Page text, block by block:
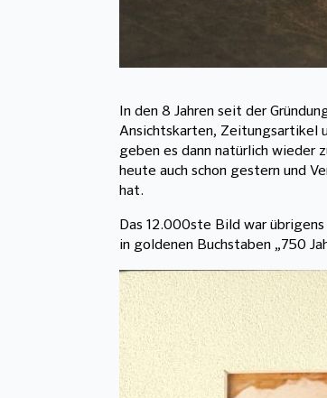
In den 8 Jahren seit der
Ansichtskarten, Zeitungsartikel
geben es dann natürlich wieder
heute auch schon gestern und
hat.
Das 12.000ste Bild war
in goldenen Buchstaben „750